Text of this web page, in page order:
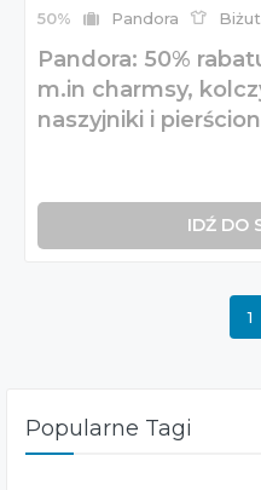
50% Pandora
Pandora: 50%
m.in charmsy,
naszyjniki i
IDŹ DO
1
Popularne Tagi